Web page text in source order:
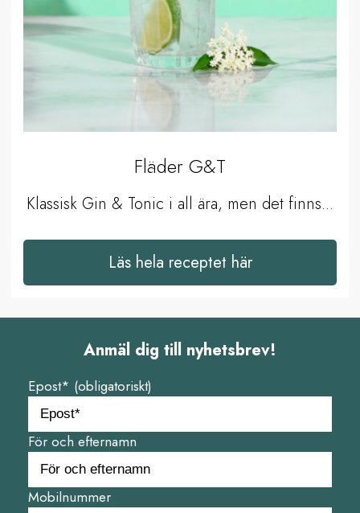
Fläder G&T
Klassisk Gin & Tonic i all ära, men det finns...
Läs hela receptet här
Anmäl dig till nyhetsbrev!
Epost* (obligatoriskt)
För och efternamn
Mobilnummer